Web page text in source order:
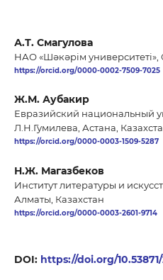
А.Т. Смагулова
НАО «Шәкәрім университеті»,
https://orcid.org/0000-0002-7509-7025
Ж.М. Аубакир
Евразийский национальный
Л.Н.Гумилева, Астана,
https://orcid.org/0000-0003-1509-5287
Н.Ж. Магазбеков
Институт литературы и
Алматы, Казахстан
https://orcid.org/0000-0003-2601-9714
DOI: https://doi.org/